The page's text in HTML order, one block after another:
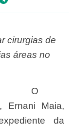
áreas no
O
Ernani Maia,
da